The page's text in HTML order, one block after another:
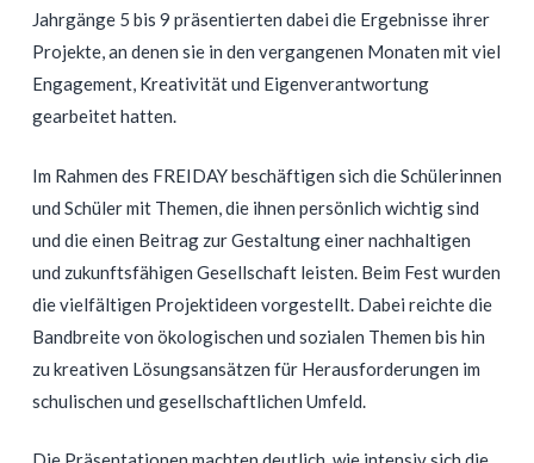
Jahrgänge 5 bis 9 präsentierten dabei die Ergebnisse ihrer
Projekte, an denen sie in den vergangenen Monaten mit viel
Engagement, Kreativität und Eigenverantwortung
gearbeitet hatten.
Im Rahmen des FREIDAY beschäftigen sich die Schülerinnen
und Schüler mit Themen, die ihnen persönlich wichtig sind
und die einen Beitrag zur Gestaltung einer nachhaltigen
und zukunftsfähigen Gesellschaft leisten. Beim Fest wurden
die vielfältigen Projektideen vorgestellt. Dabei reichte die
Bandbreite von ökologischen und sozialen Themen bis hin
zu kreativen Lösungsansätzen für Herausforderungen im
schulischen und gesellschaftlichen Umfeld.